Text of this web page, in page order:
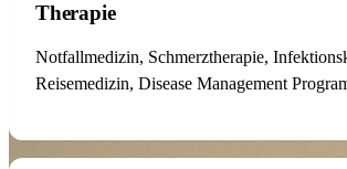
Therapie
Notfallmedizin, Schmerztherapie,
Reisemedizin, Disease Management